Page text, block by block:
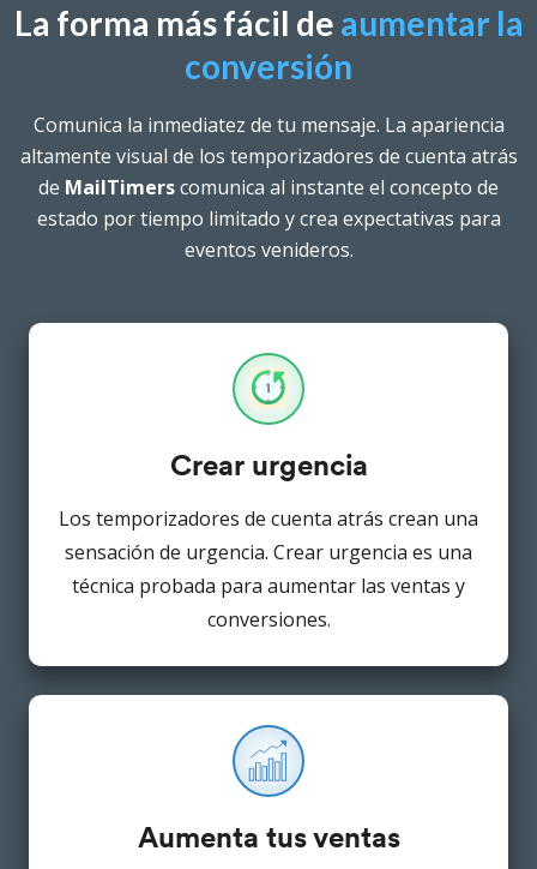
La forma más fácil de aumentar la
conversión
Comunica la inmediatez de tu mensaje. La apariencia
altamente visual de los temporizadores de cuenta atrás
de MailTimerscomunica al instante el concepto de
estado por tiempo limitado y crea expectativas para
eventos venideros.
Crear urgencia
Los temporizadores de cuenta atrás crean una
sensación de urgencia. Crear urgencia es una
técnica probada para aumentar las ventas y
conversiones.
Aumenta tus ventas